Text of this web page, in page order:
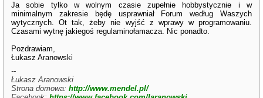
Ja sobie tylko w wolnym czasie zupełnie hobbystycznie i w
minimalnym zakresie będę usprawniał Forum według Waszych
wytycznych. Ot tak, żeby nie wyjść z wprawy w programowaniu.
Czasami wytnę jakiegoś regulaminołamacza. Nic ponadto.
Pozdrawiam,
Łukasz Aranowski
--
Łukasz Aranowski
Strona domowa:http://www.mendel.pl/